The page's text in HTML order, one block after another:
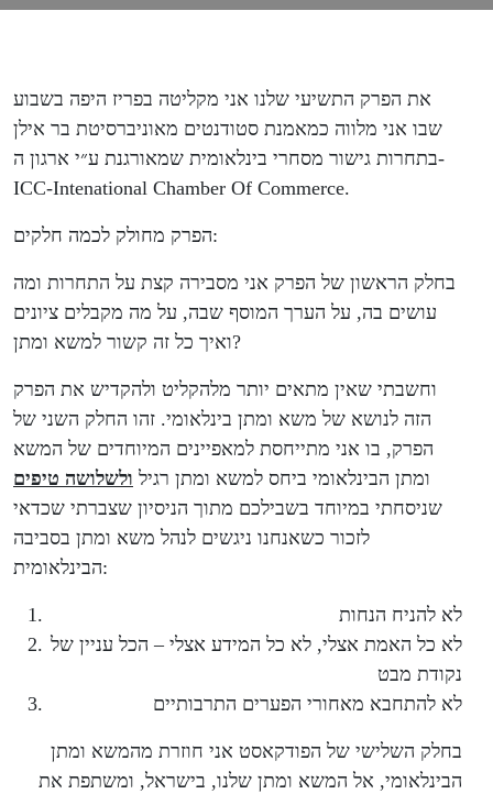
קרוב
את הפרק התשיעי שלנו אני מקליטה בפריז היפה בשבוע
שבו אני מלווה כמאמנת סטודנטים מאוניברסיטת בר אילן
בתחרות גישור מסחרי בינלאומית שמאורגנת ע״י ארגון ה-
ICC-Intenational Chamber Of Commerce.
הפרק מחולק לכמה חלקים:
בחלק הראשון של הפרק אני מסבירה קצת על התחרות ומה
עושים בה, על הערך המוסף שבה, על מה מקבלים ציונים
ואיך כל זה קשור למשא ומתן?
וחשבתי שאין מתאים יותר מלהקליט ולהקדיש את הפרק
הזה לנושא של משא ומתן בינלאומי. זהו החלק השני של
הפרק, בו אני מתייחסת למאפיינים המיוחדים של המשא
ומתן הבינלאומי ביחס למשא ומתן רגיל ולשלושה טיפים
שניסחתי במיוחד בשבילכם מתוך הניסיון שצברתי שכדאי
לזכור כשאנחנו ניגשים לנהל משא ומתן בסביבה
הבינלאומית:
לא להניח הנחות
לא כל האמת אצלי, לא כל המידע אצלי – הכל עניין של
נקודת מבט
לא להתחבא מאחורי הפערים התרבותיים
בחלק השלישי של הפודקאסט אני חוזרת מהמשא ומתן
הבינלאומי, אל המשא ומתן שלנו, בישראל, ומשתפת את